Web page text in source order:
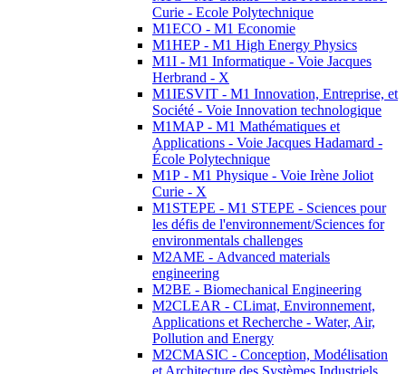
Curie - Ecole Polytechnique
M1ECO - M1 Economie
M1HEP - M1 High Energy Physics
M1I - M1 Informatique - Voie Jacques
Herbrand - X
M1IESVIT - M1 Innovation, Entreprise, et
Société - Voie Innovation technologique
M1MAP - M1 Mathématiques et
Applications - Voie Jacques Hadamard -
École Polytechnique
M1P - M1 Physique - Voie Irène Joliot
Curie - X
M1STEPE - M1 STEPE - Sciences pour
les défis de l'environnement/Sciences for
environmentals challenges
M2AME - Advanced materials
engineering
M2BE - Biomechanical Engineering
M2CLEAR - CLimat, Environnement,
Applications et Recherche - Water, Air,
Pollution and Energy
M2CMASIC - Conception, Modélisation
et Architecture des Systèmes Industriels